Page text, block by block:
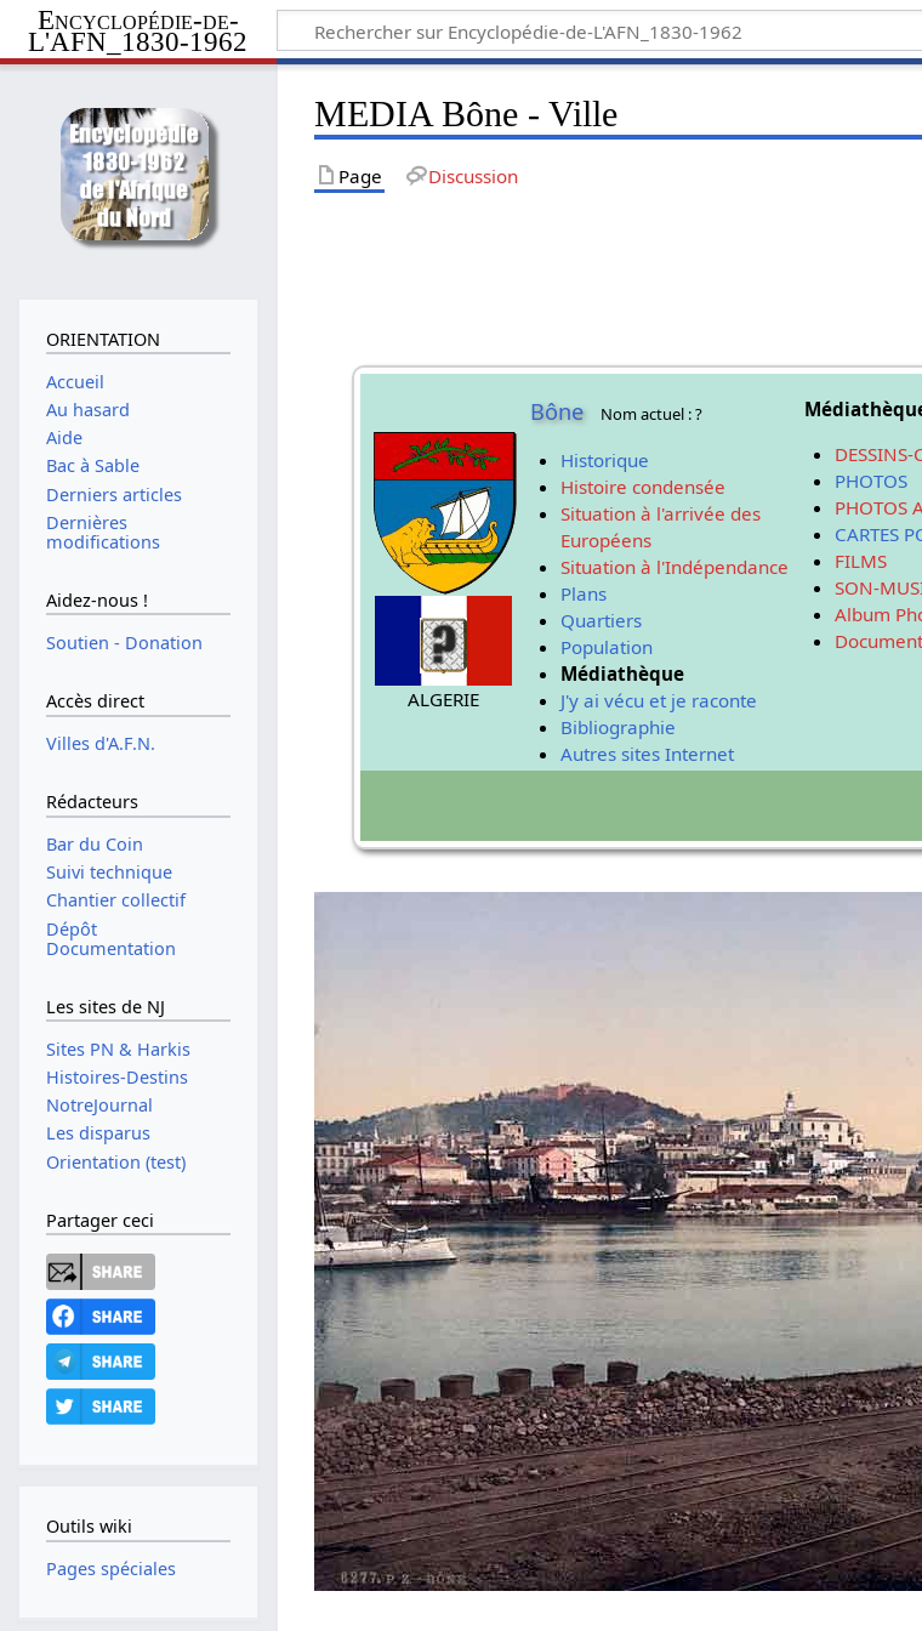
Encyclopédie-de-
L'AFN_1830-1962
MEDIA Bône - Ville
Page Discussion
ALGERIE
Bône Nom actuel : ?
Historique
Histoire condensée
Situation à l'arrivée des
Européens
Situation à l'Indépendance
Plans
Quartiers
Population
Médiathèque
J'y ai vécu et je raconte
Bibliographie
Autres sites Internet
DESSINS-
PHOTOS
PHOTOS
CARTES
FILMS
SON-
Album
ORIENTATION
Accueil
Au hasard
Aide
Bac à Sable
Derniers articles
Dernières
modifications
Aidez-nous !
Soutien - Donation
Accès direct
Villes d'A.F.N.
Rédacteurs
Bar du Coin
Suivi technique
Chantier collectif
Dépôt
Documentation
Les sites de NJ
Sites PN & Harkis
Histoires-Destins
NotreJournal
Les disparus
Orientation (test)
Partager ceci
Outils wiki
Pages spéciales